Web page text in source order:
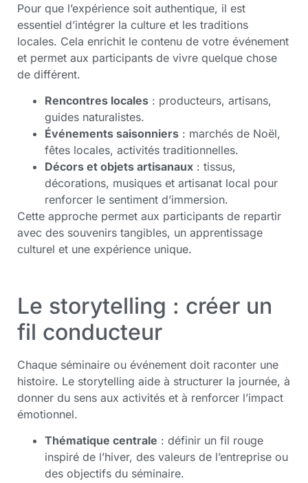
Pour que l’expérience soit authentique, il est
essentiel d’intégrer la culture et les traditions
locales. Cela enrichit le contenu de votre événement
et permet aux participants de vivre quelque chose
de différent.
Rencontres locales : producteurs, artisans,
guides naturalistes.
Événements saisonniers : marchés de Noël,
fêtes locales, activités traditionnelles.
Décors et objets artisanaux : tissus,
décorations, musiques et artisanat local pour
renforcer le sentiment d’immersion.
Cette approche permet aux participants de repartir
avec des souvenirs tangibles, un apprentissage
culturel et une expérience unique.
Le storytelling : créer un
fil conducteur
Chaque séminaire ou événement doit raconter une
histoire. Le storytelling aide à structurer la journée, à
donner du sens aux activités et à renforcer l’impact
émotionnel.
Thématique centrale : définir un fil rouge
inspiré de l’hiver, des valeurs de l’entreprise ou
des objectifs du séminaire.